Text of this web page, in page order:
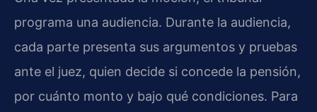
programa una audiencia. Durante la audiencia,
cada parte presenta sus argumentos y pruebas
ante el juez, quien decide si concede la pensión,
por cuánto monto y bajo qué condiciones. Para